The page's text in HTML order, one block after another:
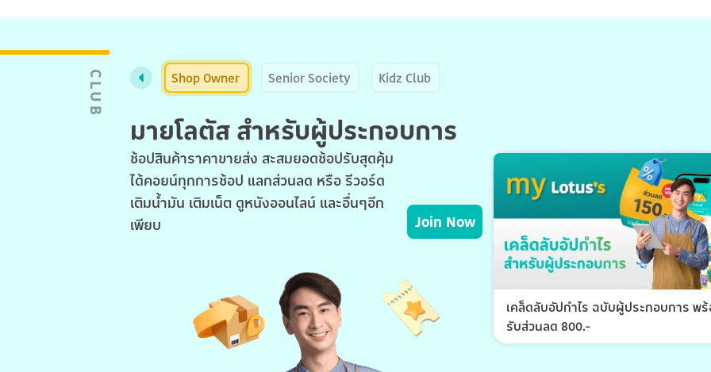
CLUB Shop Owner Senior Society Kidz Club
มายโลตัส สำหรับผู้ประกอบการ
ช้อปสินค้าราคาขายส่ง สะสมยอดช้อปรับสุดคุ้ม
ได้คอยน์ทุกการช้อป แลกส่วนลด หรือ รีวอร์ด
เติมน้ำมัน เติมเน็ต ดูหนังออนไลน์ และอื่นๆอีก
เพียบ
Join Now
เคล็ดลับอัปกำไร ฉบับผู้ประกอบการ พ
รับส่วนลด 800.-